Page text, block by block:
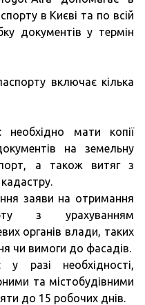
в Києві та по всій
документів у термін
включає кілька
необхідно мати копії
на земельну
а також витяг з
заяви на отримання
з урахуванням
органів влади, таких
чи вимоги до фасадів.
разі необхідності,
та містобудівними
до 15 робочих днів.